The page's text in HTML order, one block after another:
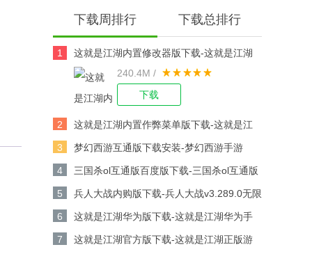
下载周排行 下载总排行
1
这就是江湖内置修改器版下载-这就是江湖
修改版v14.3.0安卓版下载
240.4M /
下载
2
这就是江湖内置作弊菜单版下载-这就是江
湖作弊版v14.3.0安卓版下载
3
梦幻西游互通版下载安装-梦幻西游手游
v1.567.0安卓版下载
4
三国杀ol互通版百度版下载-三国杀ol互通版
百度游戏v3.9.0安卓版下载
5
兵人大战内购版下载-兵人大战v3.289.0无限
金币钻石版下载
6
这就是江湖华为版下载-这就是江湖华为手
机游戏v14.3.0安卓版下载
7
这就是江湖官方版下载-这就是江湖正版游